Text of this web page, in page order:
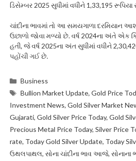
ડિસેમ્બર 2025 સુધીમાં વધીને 1,33,195 રૂપિયા
ચાંદીના ભાવમાં તો આ સમયગાળા દરમિયાન
ઉછાળો જોવા મળ્યો છે. વર્ષ 2024ના અંતે એક
હતી, જે વર્ષ 2025ના અંત સુધીમાં વધીને
પહોંચી ગઈ છે.
Categories
Business
Tags
Bullion Market Update,Gold Price
Investment News, Gold Silver Market
Gujarati, Gold Silver Price Today, Gold
Precious Metal Price Today, Silver Price
rate, Today Gold Silver Update, Today
ઉથલપાથલ, સોના ચાંદીના ભાવ આજે, સોનાના